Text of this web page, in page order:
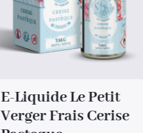
E-Liquide Le Petit
Verger Frais Cerise